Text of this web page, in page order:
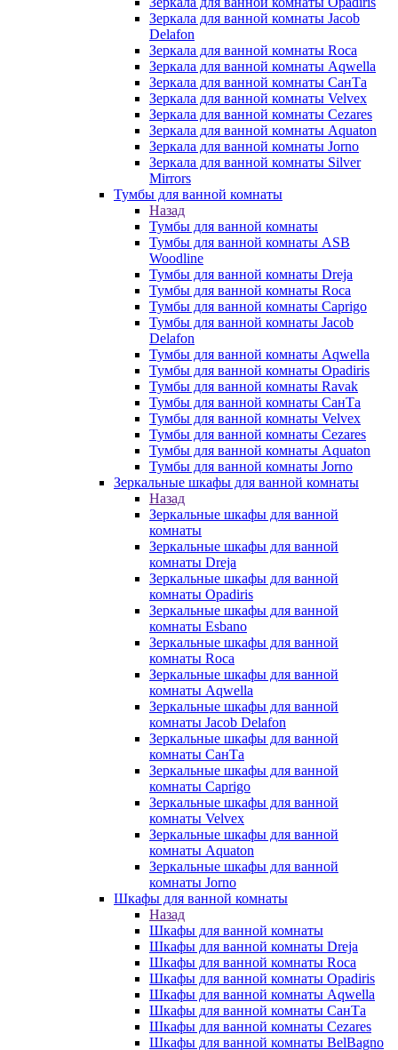
Зеркала для ванной комнаты Jacob
Delafon
Зеркала для ванной комнаты Roca
Зеркала для ванной комнаты Aqwella
Зеркала для ванной комнаты СанТа
Зеркала для ванной комнаты Velvex
Зеркала для ванной комнаты Cezares
Зеркала для ванной комнаты Aquaton
Зеркала для ванной комнаты Jorno
Зеркала для ванной комнаты Silver
Mirrors
Тумбы для ванной комнаты
Назад
Тумбы для ванной комнаты
Тумбы для ванной комнаты ASB
Woodline
Тумбы для ванной комнаты Dreja
Тумбы для ванной комнаты Roca
Тумбы для ванной комнаты Caprigo
Тумбы для ванной комнаты Jacob
Delafon
Тумбы для ванной комнаты Aqwella
Тумбы для ванной комнаты Opadiris
Тумбы для ванной комнаты Ravak
Тумбы для ванной комнаты СанТа
Тумбы для ванной комнаты Velvex
Тумбы для ванной комнаты Cezares
Тумбы для ванной комнаты Aquaton
Тумбы для ванной комнаты Jorno
Зеркальные шкафы для ванной комнаты
Назад
Зеркальные шкафы для ванной
комнаты
Зеркальные шкафы для ванной
комнаты Dreja
Зеркальные шкафы для ванной
комнаты Opadiris
Зеркальные шкафы для ванной
комнаты Esbano
Зеркальные шкафы для ванной
комнаты Roca
Зеркальные шкафы для ванной
комнаты Aqwella
Зеркальные шкафы для ванной
комнаты Jacob Delafon
Зеркальные шкафы для ванной
комнаты СанТа
Зеркальные шкафы для ванной
комнаты Caprigo
Зеркальные шкафы для ванной
комнаты Velvex
Зеркальные шкафы для ванной
комнаты Aquaton
Зеркальные шкафы для ванной
комнаты Jorno
Шкафы для ванной комнаты
Назад
Шкафы для ванной комнаты
Шкафы для ванной комнаты Dreja
Шкафы для ванной комнаты Roca
Шкафы для ванной комнаты Opadiris
Шкафы для ванной комнаты Aqwella
Шкафы для ванной комнаты СанТа
Шкафы для ванной комнаты Cezares
Шкафы для ванной комнаты BelBagno